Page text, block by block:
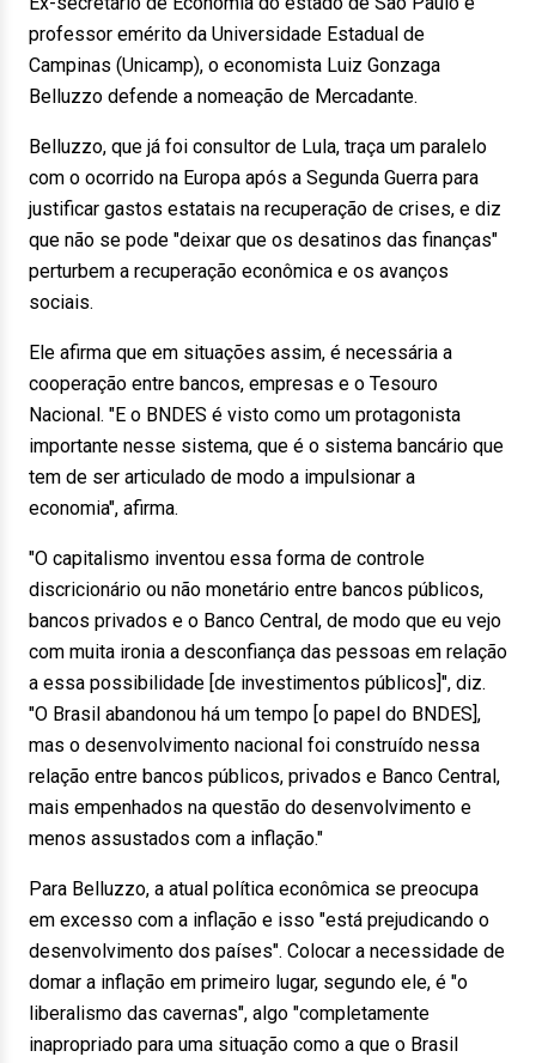
professor emérito da Universidade Estadual de
Campinas (Unicamp), o economista Luiz Gonzaga
Belluzzo defende a nomeação de Mercadante.
Belluzzo, que já foi consultor de Lula, traça um paralelo
com o ocorrido na Europa após a Segunda Guerra para
justificar gastos estatais na recuperação de crises, e diz
que não se pode "deixar que os desatinos das finanças"
perturbem a recuperação econômica e os avanços
sociais.
Ele afirma que em situações assim, é necessária a
cooperação entre bancos, empresas e o Tesouro
Nacional. "E o BNDES é visto como um protagonista
importante nesse sistema, que é o sistema bancário que
tem de ser articulado de modo a impulsionar a
economia", afirma.
"O capitalismo inventou essa forma de controle
discricionário ou não monetário entre bancos públicos,
bancos privados e o Banco Central, de modo que eu vejo
com muita ironia a desconfiança das pessoas em relação
a essa possibilidade [de investimentos públicos]", diz.
"O Brasil abandonou há um tempo [o papel do BNDES],
mas o desenvolvimento nacional foi construído nessa
relação entre bancos públicos, privados e Banco Central,
mais empenhados na questão do desenvolvimento e
menos assustados com a inflação."
Para Belluzzo, a atual política econômica se preocupa
em excesso com a inflação e isso "está prejudicando o
desenvolvimento dos países". Colocar a necessidade de
domar a inflação em primeiro lugar, segundo ele, é "o
liberalismo das cavernas", algo "completamente
inapropriado para uma situação como a que o Brasil